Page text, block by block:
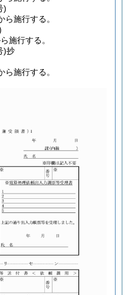
)
施行する。
施行する。
)抄
施行する。